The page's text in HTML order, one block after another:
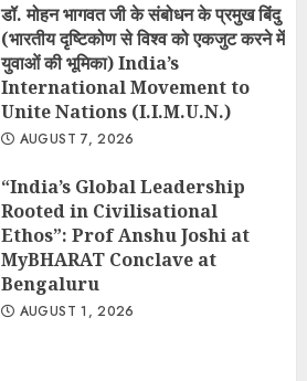
डॉ. मोहन भागवत जी के संबोधन के प्रमुख बिंदु
(भारतीय दृष्टिकोण से विश्व को एकजुट करने में
युवाओं की भूमिका) India’s
International Movement to
Unite Nations (I.I.M.U.N.)
AUGUST 7, 2026
“India’s Global Leadership
Rooted in Civilisational
Ethos”: Prof Anshu Joshi at
MyBHARAT Conclave at
Bengaluru
AUGUST 1, 2026